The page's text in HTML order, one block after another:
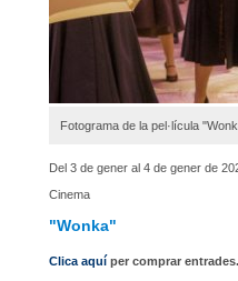
Fotograma de la pel·lícula
Del 3 de gener al 4 de gener de
Cinema
"Wonka"
Clica aquí per comprar entrades.